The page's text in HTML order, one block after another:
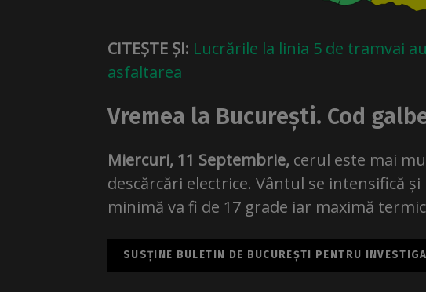
CITEȘTE ȘI: Lucrările la linia 5 de tramvai
asfaltarea
Vremea la București. Cod
Miercuri, 11 Septembrie, cerul este mai
descărcări electrice. Vântul se intensifică
minimă va fi de 17 grade iar maximă
SUSȚINE BULETIN DE BUCUREȘTI PENTRU